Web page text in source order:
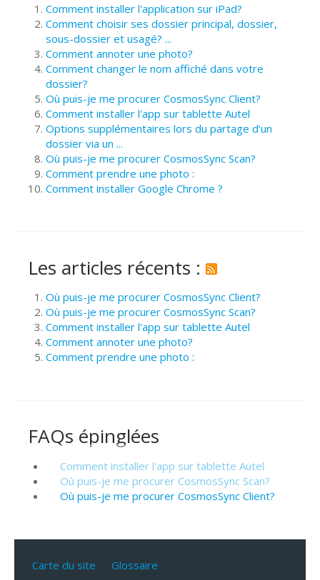
Comment installer l'application sur iPad?
Comment choisir ses dossier principal, dossier,
sous-dossier et usagé? ...
Comment annoter une photo?
Comment changer le nom affiché dans votre
dossier?
Où puis-je me procurer CosmosSync Client?
Comment installer l'app sur tablette Autel
Options supplémentaires lors du partage d’un
dossier via un ...
Où puis-je me procurer CosmosSync Scan?
Comment prendre une photo :
Comment installer Google Chrome ?
Les articles récents :
Où puis-je me procurer CosmosSync Client?
Où puis-je me procurer CosmosSync Scan?
Comment installer l'app sur tablette Autel
Comment annoter une photo?
Comment prendre une photo :
FAQs épinglées
Comment installer l'app sur tablette Autel
Où puis-je me procurer CosmosSync Scan?
Où puis-je me procurer CosmosSync Client?
Carte du site Glossaire